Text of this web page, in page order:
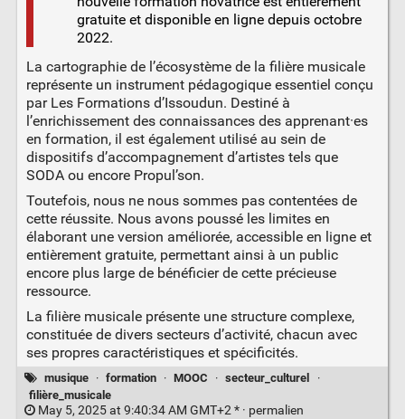
gratuite et disponible en ligne depuis octobre
2022.
La cartographie de l’écosystème de la filière musicale
représente un instrument pédagogique essentiel conçu
par Les Formations d’Issoudun. Destiné à
l’enrichissement des connaissances des apprenant·es
en formation, il est également utilisé au sein de
dispositifs d’accompagnement d’artistes tels que
SODA ou encore Propul’son.
Toutefois, nous ne nous sommes pas contentées de
cette réussite. Nous avons poussé les limites en
élaborant une version améliorée, accessible en ligne et
entièrement gratuite, permettant ainsi à un public
encore plus large de bénéficier de cette précieuse
ressource.
La filière musicale présente une structure complexe,
constituée de divers secteurs d’activité, chacun avec
ses propres caractéristiques et spécificités.
musique · formation · MOOC · secteur_culturel
·
filière_musicale
May 5, 2025 at 9:40:34 AM GMT+2 * · permalien